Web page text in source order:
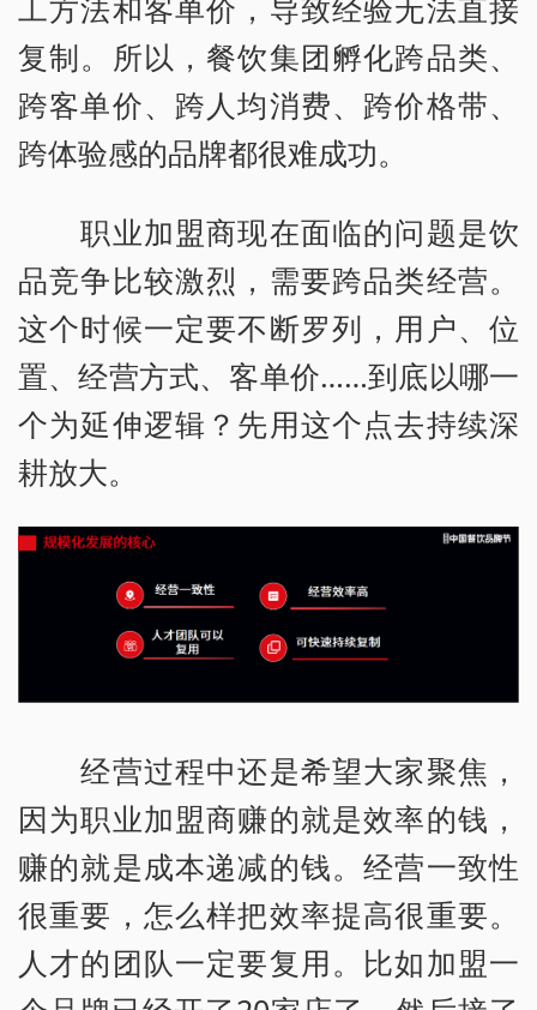
工方法和客单价，导致经验无法直接
复制。所以，餐饮集团孵化跨品类、
跨客单价、跨人均消费、跨价格带、
跨体验感的品牌都很难成功。
职业加盟商现在面临的问题是饮
品竞争比较激烈，需要跨品类经营。
这个时候一定要不断罗列，用户、位
置、经营方式、客单价……到底以哪一
个为延伸逻辑？先用这个点去持续深
耕放大。
经营过程中还是希望大家聚焦，
因为职业加盟商赚的就是效率的钱，
赚的就是成本递减的钱。经营一致性
很重要，怎么样把效率提高很重要。
人才的团队一定要复用。比如加盟一